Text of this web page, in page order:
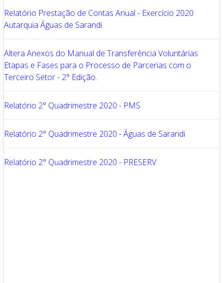
Relatório Prestação de Contas Anual - Exercício 2020
Autarquia Águas de Sarandi
Altera Anexos do Manual de Transferência Voluntárias
Etapas e Fases para o Processo de Parcerias com o
Terceiro Setor - 2° Edição.
Relatório 2° Quadrimestre 2020 - PMS
Relatório 2° Quadrimestre 2020 - Águas de Sarandi
Relatório 2° Quadrimestre 2020 - PRESERV